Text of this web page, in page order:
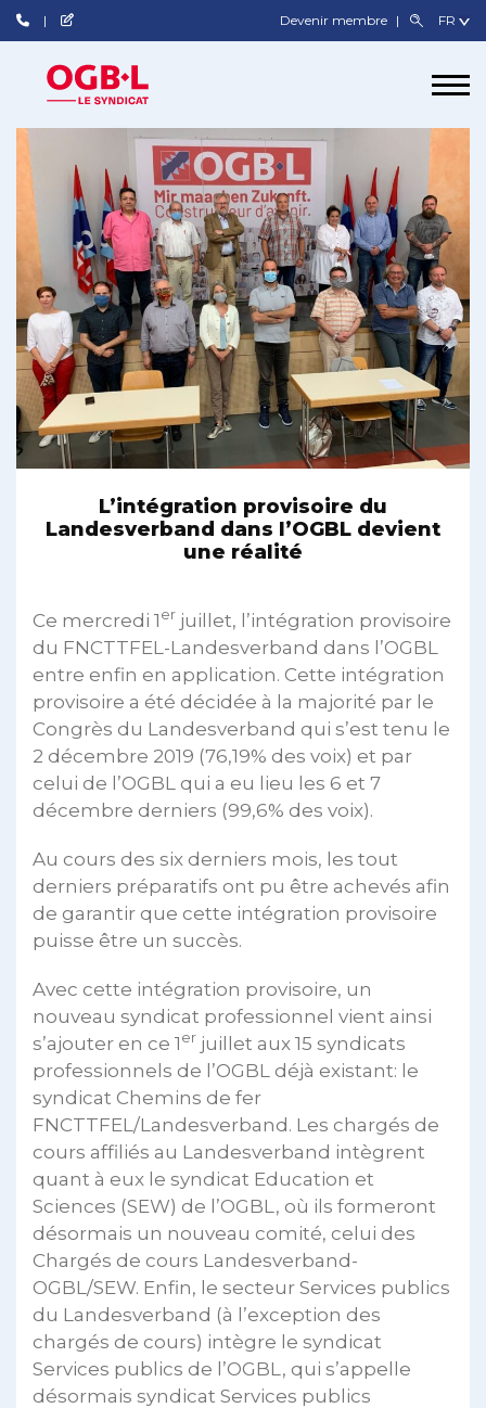
Devenir membre
L’intégration provisoire du
Landesverband dans l’OGBL devient
une réalité
Ce mercredi 1 er juillet, l’intégration provisoire
du FNCTTFEL-Landesverband dans l’OGBL
entre enfin en application. Cette intégration
provisoire a été décidée à la majorité par le
Congrès du Landesverband qui s’est tenu le
2 décembre 2019 (76,19% des voix) et par
celui de l’OGBL qui a eu lieu les 6 et 7
décembre derniers (99,6% des voix).
Au cours des six derniers mois, les tout
derniers préparatifs ont pu être achevés afin
de garantir que cette intégration provisoire
puisse être un succès.
Avec cette intégration provisoire, un
nouveau syndicat professionnel vient ainsi
s’ajouter en ce 1 er juillet aux 15 syndicats
professionnels de l’OGBL déjà existant: le
syndicat Chemins de fer
FNCTTFEL/Landesverband. Les chargés de
cours affiliés au Landesverband intègrent
quant à eux le syndicat Education et
Sciences (SEW) de l’OGBL, où ils formeront
désormais un nouveau comité, celui des
Chargés de cours Landesverband-
OGBL/SEW. Enfin, le secteur Services publics
du Landesverband (à l’exception des
chargés de cours) intègre le syndicat
Services publics de l’OGBL, qui s’appelle
désormais syndicat Services publics